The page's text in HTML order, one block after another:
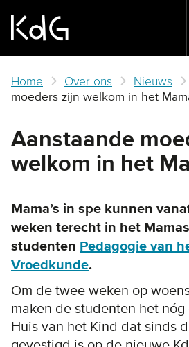
main
Home Over ons Nieuws
moeders zijn welkom in het
Aanstaande
welkom in het
Mama’s in spe kunnen
weken terecht in het
studenten Pedagogie van
Vroedkunde.
Om de twee weken op
maken de studenten het
Huis van het Kind dat sinds